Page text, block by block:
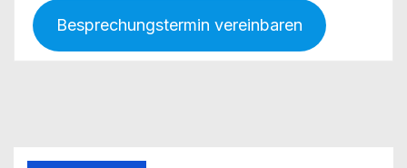
Besprechungstermin vereinbaren